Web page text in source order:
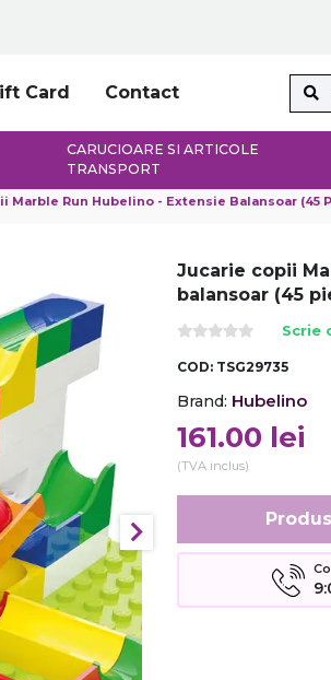
Card Contact
CARUCIOARE SI ARTICOLE
TRANSPORT
Marble Run Hubelino - Extensie Balansoar (45
Jucarie copii
balansoar (45
Scrie
COD: TSG29735
Brand: Hubelino
161.00 lei
(TVA inclus)